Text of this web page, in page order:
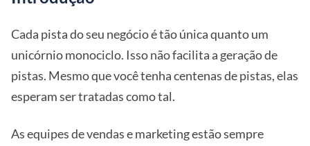
Cada pista do seu negócio é tão única quanto um
unicórnio monociclo. Isso não facilita a geração de
pistas. Mesmo que você tenha centenas de pistas, elas
esperam ser tratadas como tal.
As equipes de vendas e marketing estão sempre